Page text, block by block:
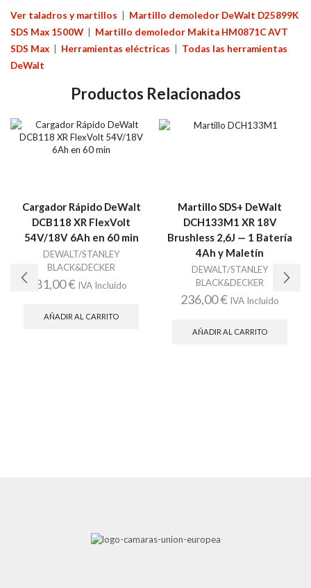
Ver taladros y martillos
Martillo demoledor DeWalt D25899K
SDS Max 1500W
Martillo demoledor Makita HM0871C AVT
SDS Max
Herramientas eléctricas
Todas las herramientas
DeWalt
Productos Relacionados
Cargador Rápido DeWalt
DCB118 XR FlexVolt
54V/18V 6Ah en 60 min
DEWALT/STANLEY
BLACK&DECKER
81,00€ IVA Incluido
AÑADIR AL CARRITO
Martillo SDS+ DeWalt
DCH133M1 XR 18V
Brushless 2,6J — 1 Batería
4Ah y Maletín
DEWALT/STANLEY
BLACK&DECKER
236,00€ IVA Incluido
AÑADIR AL CARRITO